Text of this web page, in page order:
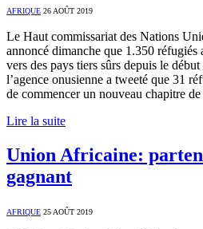
AFRIQUE 26 AOÛT 2019
Le Haut commissariat des Nations
annoncé dimanche que 1.350 réfugiés
vers des pays tiers sûrs depuis le
l’agence onusienne a tweeté que 31
de commencer un nouveau chapitre
Lire la suite
Union Africaine:
gagnant
AFRIQUE 25 AOÛT 2019